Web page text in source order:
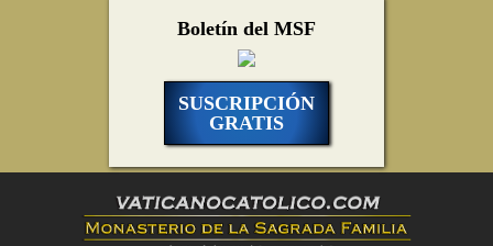
Boletín del MSF
SUSCRIPCIÓN
GRATIS